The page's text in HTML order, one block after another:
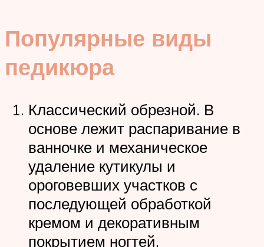
Популярные виды
педикюра
Классический обрезной. В
основе лежит распаривание в
ванночке и механическое
удаление кутикулы и
ороговевших участков с
последующей обработкой
кремом и декоративным
покрытием ногтей.